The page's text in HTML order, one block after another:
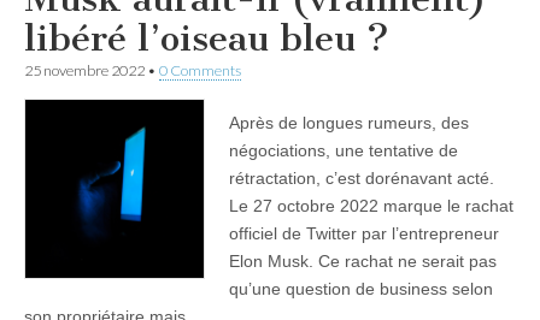
libéré l’oiseau bleu ?
25 novembre 2022 • 0 Comments
Après de longues rumeurs, des
négociations, une tentative de
rétractation, c’est dorénavant acté.
Le 27 octobre 2022 marque le rachat
officiel de Twitter par l’entrepreneur
Elon Musk. Ce rachat ne serait pas
qu’une question de business selon